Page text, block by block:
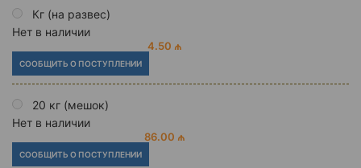
Кг (на развес)
Нет в наличии
4.50 ₼
СООБЩИТЬ О ПОСТУПЛЕНИИ
20 кг (мешок)
Нет в наличии
86.00 ₼
СООБЩИТЬ О ПОСТУПЛЕНИИ